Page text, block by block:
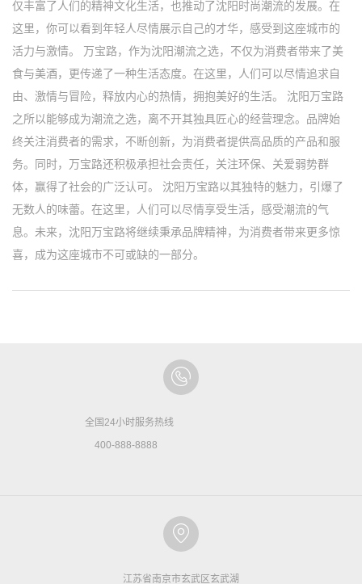
仅丰富了人们的精神文化生活，也推动了沈阳时尚潮流的发展。在
这里，你可以看到年轻人尽情展示自己的才华，感受到这座城市的
活力与激情。 万宝路，作为沈阳潮流之选，不仅为消费者带来了美
食与美酒，更传递了一种生活态度。在这里，人们可以尽情追求自
由、激情与冒险，释放内心的热情，拥抱美好的生活。 沈阳万宝路
之所以能够成为潮流之选，离不开其独具匠心的经营理念。品牌始
终关注消费者的需求，不断创新，为消费者提供高品质的产品和服
务。同时，万宝路还积极承担社会责任，关注环保、关爱弱势群
体，赢得了社会的广泛认可。 沈阳万宝路以其独特的魅力，引爆了
无数人的味蕾。在这里，人们可以尽情享受生活，感受潮流的气
息。未来，沈阳万宝路将继续秉承品牌精神，为消费者带来更多惊
喜，成为这座城市不可或缺的一部分。
全国24小时服务热线
400-888-8888
江苏省南京市玄武区玄武湖